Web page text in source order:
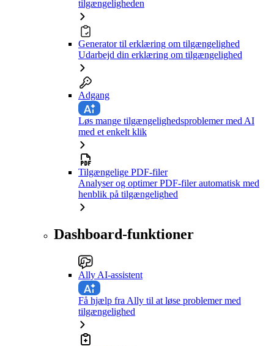
tilgængeligheden
Generator til erklæring om tilgængelighed
Udarbejd din erklæring om tilgængelighed
Adgang
Løs mange tilgængelighedsproblemer med AI
med et enkelt klik
Tilgængelige PDF-filer
Analyser og optimer PDF-filer automatisk med
henblik på tilgængelighed
Dashboard-funktioner
Ally AI-assistent
Få hjælp fra Ally til at løse problemer med
tilgængelighed